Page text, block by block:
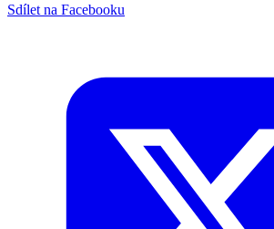
Sdílet na Facebooku